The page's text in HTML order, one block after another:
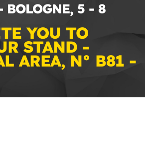
BOLOGNE, 5 - 8
YOU TO
STAND -
AREA, N° B81 -